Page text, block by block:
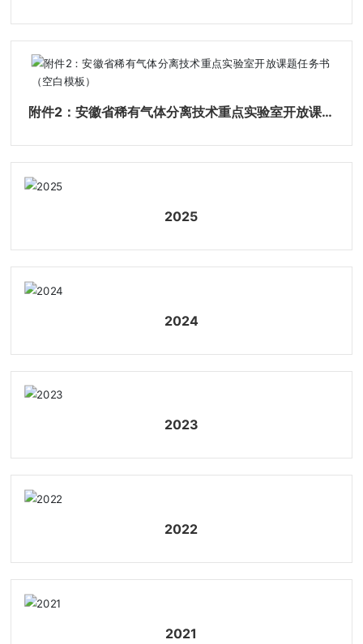
附件2：安徽省稀有气体分离技术重点实验室开放课题
2025
2024
2023
2022
2021